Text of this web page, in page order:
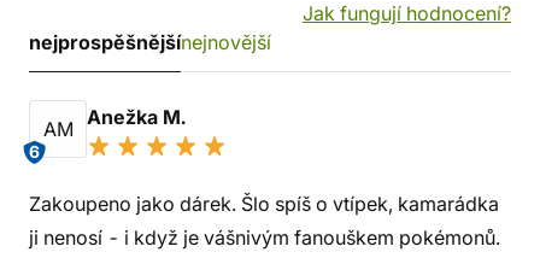
Jak fungují hodnocení?
nejprospěšnějšínejnovější
AM
6
Anežka M.
Zakoupeno jako dárek. Šlo spíš o vtípek, kamarádka
ji nenosí - i když je vášnivým fanouškem pokémonů.